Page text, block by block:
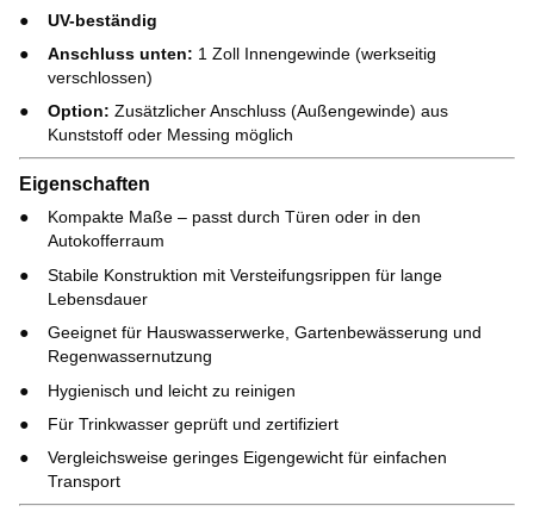
UV-beständig
Anschluss unten: 1 Zoll Innengewinde (werkseitig
verschlossen)
Option: Zusätzlicher Anschluss (Außengewinde) aus
Kunststoff oder Messing möglich
Eigenschaften
Kompakte Maße – passt durch Türen oder in den
Autokofferraum
Stabile Konstruktion mit Versteifungsrippen für lange
Lebensdauer
Geeignet für Hauswasserwerke, Gartenbewässerung und
Regenwassernutzung
Hygienisch und leicht zu reinigen
Für Trinkwasser geprüft und zertifiziert
Vergleichsweise geringes Eigengewicht für einfachen
Transport